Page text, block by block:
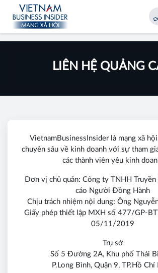
LIÊN HỆ QUẢNG
VietnamBusinessInsider là mạng xã
chuyên sâu về kinh doanh với sự tham
các thành viên yêu kinh
Đơn vị chủ quản: Công ty TNHH Truyền
cáo Người Đồng Hành
Chịu trách nhiệm nội dung: Ông
Giấy phép thiết lập MXH số 477/GP-
05/11/2019
Trụ sở
Số 5 Đường 2A, Khu phố Thái
P.Long Bình, Quận 9, TP.Hồ Chí